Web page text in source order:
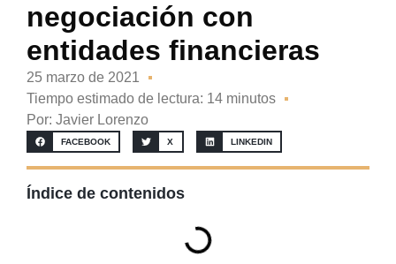
negociación con
entidades financieras
25 marzo de 2021
Tiempo estimado de lectura: 14 minutos
Por: Javier Lorenzo
FACEBOOK X LINKEDIN
Índice de contenidos